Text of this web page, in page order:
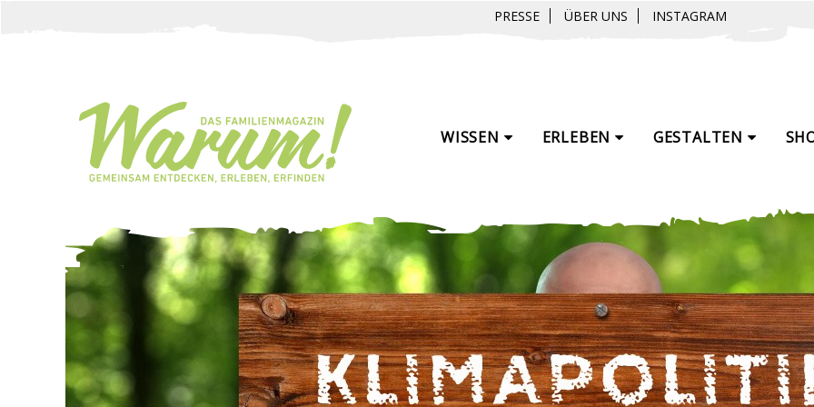
WISSEN ERLEBEN GESTALTEN
PRESSE ÜBER UNS INSTAGRAM